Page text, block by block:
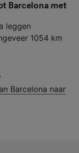
Barcelona met
leggen
1054 km
Barcelona naar